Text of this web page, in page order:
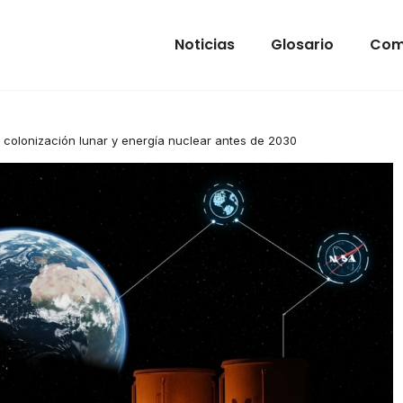
Noticias Glosario
colonización lunar y energía nuclear antes de 2030